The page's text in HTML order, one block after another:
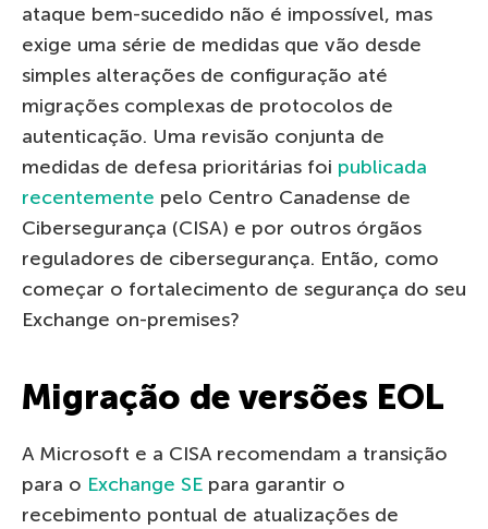
ataque bem-sucedido não é impossível, mas
exige uma série de medidas que vão desde
simples alterações de configuração até
migrações complexas de protocolos de
autenticação. Uma revisão conjunta de
medidas de defesa prioritárias foi publicada
recentemente pelo Centro Canadense de
Cibersegurança (CISA) e por outros órgãos
reguladores de cibersegurança. Então, como
começar o fortalecimento de segurança do seu
Exchange on-premises?
Migração de versões EOL
A Microsoft e a CISA recomendam a transição
para o Exchange SE para garantir o
recebimento pontual de atualizações de